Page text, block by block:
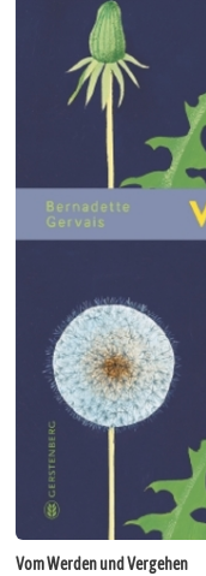
Vom Werden und Vergehen